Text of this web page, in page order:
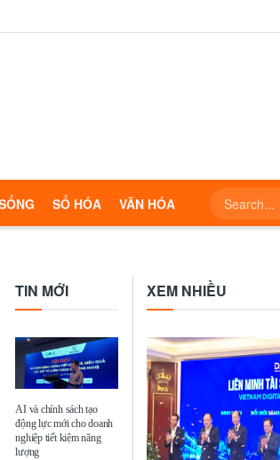
SỐ HÓA VĂN HÓA
TIN MỚI
AI và chính sách tạo
động lực mới cho doanh
nghiệp tiết kiệm năng
lượng
XEM NHIỀU